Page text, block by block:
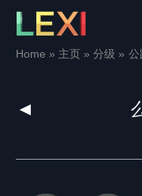
Skip
contentHome 主页 分级 公
◄